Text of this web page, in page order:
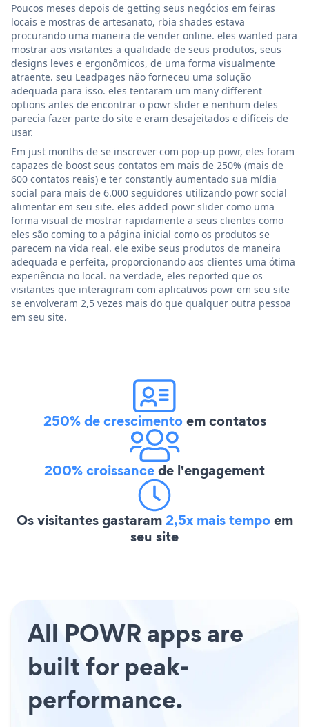
Poucos meses depois de getting seus negócios em feiras
locais e mostras de artesanato, rbia shades estava
procurando uma maneira de vender online. eles wanted para
mostrar aos visitantes a qualidade de seus produtos, seus
designs leves e ergonômicos, de uma forma visualmente
atraente. seu Leadpages não forneceu uma solução
adequada para isso. eles tentaram um many different
options antes de encontrar o powr slider e nenhum deles
parecia fazer parte do site e eram desajeitados e difíceis de
usar.
Em just months de se inscrever com pop-up powr, eles foram
capazes de boost seus contatos em mais de 250% (mais de
600 contatos reais) e ter constantly aumentado sua mídia
social para mais de 6.000 seguidores utilizando powr social
alimentar em seu site. eles added powr slider como uma
forma visual de mostrar rapidamente a seus clientes como
eles são coming to a página inicial como os produtos se
parecem na vida real. ele exibe seus produtos de maneira
adequada e perfeita, proporcionando aos clientes uma ótima
experiência no local. na verdade, eles reported que os
visitantes que interagiram com aplicativos powr em seu site
se envolveram 2,5 vezes mais do que qualquer outra pessoa
em seu site.
250% de crescimentoem contatos
200% croissancede l'engagement
Os visitantes gastaram2,5x mais tempoem
seu site
All POWR apps are
built for peak-
performance.